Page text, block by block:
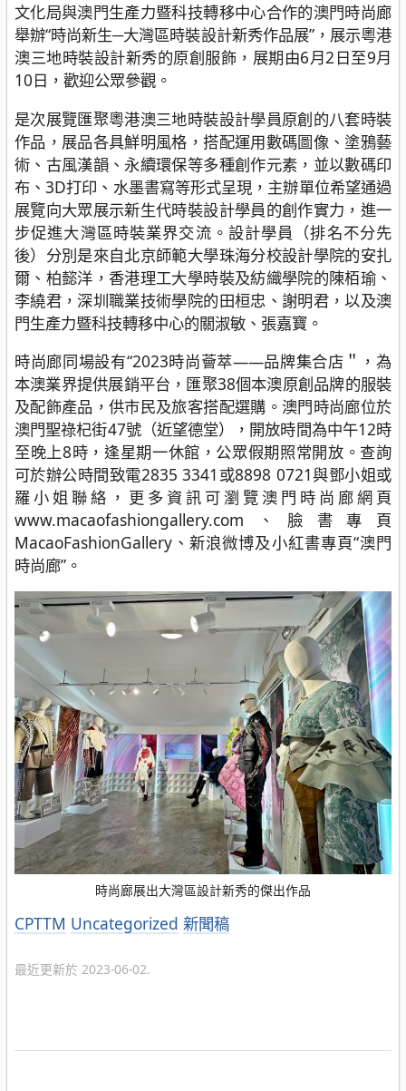
文化局與澳門生產力暨科技轉移中心合作的澳門時尚廊
舉辦“時尚新生─大灣區時裝設計新秀作品展”，展示粵港
澳三地時裝設計新秀的原創服飾，展期由6月2日至9月
10日，歡迎公眾參觀。
是次展覽匯聚粵港澳三地時裝設計學員原創的八套時裝
作品，展品各具鮮明風格，搭配運用數碼圖像、塗鴉藝
術、古風漢韻、永續環保等多種創作元素，並以數碼印
布、3D打印、水墨書寫等形式呈現，主辦單位希望通過
展覽向大眾展示新生代時裝設計學員的創作實力，進一
步促進大灣區時裝業界交流。設計學員（排名不分先
後）分別是來自北京師範大學珠海分校設計學院的安扎
爾、柏懿洋，香港理工大學時裝及紡織學院的陳栢瑜、
李繞君，深圳職業技術學院的田桓忠、謝明君，以及澳
門生產力暨科技轉移中心的關淑敏、張嘉寶。
時尚廊同場設有“2023時尚薈萃——品牌集合店＂，為
本澳業界提供展銷平台，匯聚38個本澳原創品牌的服裝
及配飾產品，供市民及旅客搭配選購。澳門時尚廊位於
澳門聖祿杞街47號（近望德堂），開放時間為中午12時
至晚上8時，逢星期一休館，公眾假期照常開放。查詢
可於辦公時間致電2835 3341或8898 0721與鄧小姐或
羅小姐聯絡，更多資訊可瀏覽澳門時尚廊網頁
www.macaofashiongallery.com、臉書專頁
MacaoFashionGallery、新浪微博及小紅書專頁“澳門
時尚廊”。
時尚廊展出大灣區設計新秀的傑出作品
分
CPTTM Uncategorized 新聞稿
最近更新於 2023-06-02.